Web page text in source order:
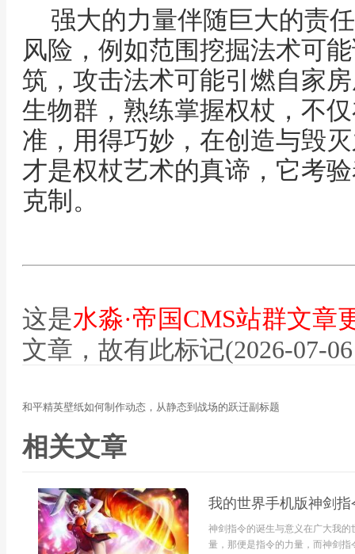
强大的力量伴随巨大的责
风险，例如范围挖掘法术可
筑，攻击法术可能引燃自家
生物群，熟练掌握权杖，不
准，用得巧妙，在创造与毁
才是权杖艺术的真谛，它考
克制。
这是水淼·帝国CMS站群文章
文章，故有此标记(2026-07-
和平精英壁纸如何制作动态，从静态到战场的跃迁副标题
相关文章
我的世界手机版神剑
神剑指令的诞生与意义在广大我
量，那便是指令的力量，而神剑